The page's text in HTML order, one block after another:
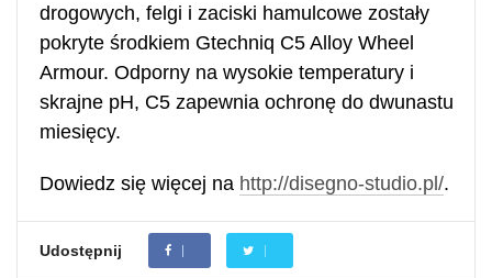
drogowych, felgi i zaciski hamulcowe zostały
pokryte środkiem Gtechniq C5 Alloy Wheel
Armour. Odporny na wysokie temperatury i
skrajne pH, C5 zapewnia ochronę do dwunastu
miesięcy.
Dowiedz się więcej na http://disegno-studio.pl/.
Udostępnij